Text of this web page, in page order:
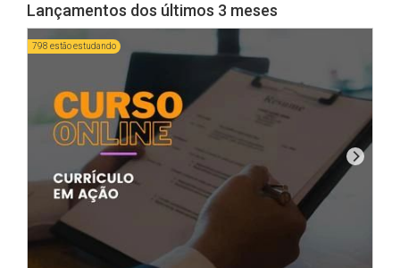
Lançamentos dos últimos 3 meses
798 estão estudando